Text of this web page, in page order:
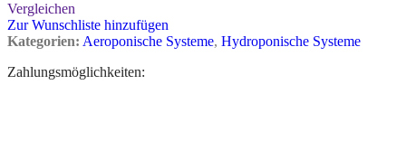
Vergleichen
Zur Wunschliste hinzufügen
Kategorien: Aeroponische Systeme, Hydroponische Systeme
Zahlungsmöglichkeiten: